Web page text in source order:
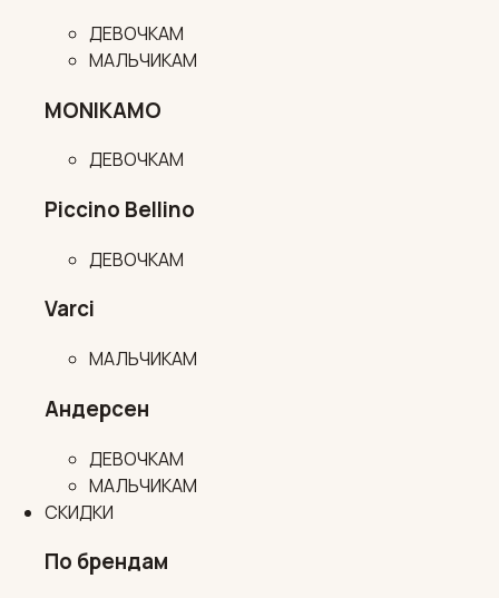
ДЕВОЧКАМ
МАЛЬЧИКАМ
MONIKAMO
ДЕВОЧКАМ
Piccino Bellino
ДЕВОЧКАМ
Varci
МАЛЬЧИКАМ
Андерсен
ДЕВОЧКАМ
МАЛЬЧИКАМ
СКИДКИ
По брендам